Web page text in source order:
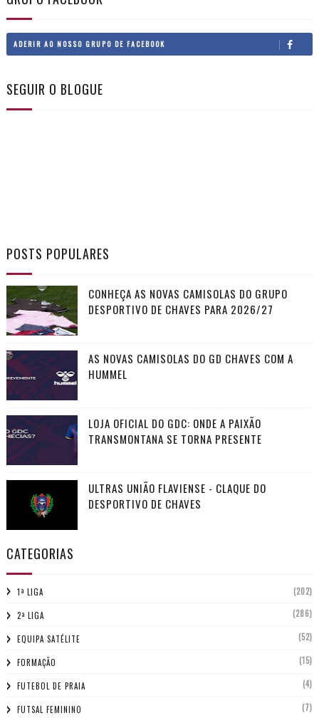
ADERIR AO NOSSO GRUPO DE FACEBOOK
SEGUIR O BLOGUE
POSTS POPULARES
CONHEÇA AS NOVAS CAMISOLAS DO GRUPO
DESPORTIVO DE CHAVES PARA 2026/27
AS NOVAS CAMISOLAS DO GD CHAVES COM A
HUMMEL
LOJA OFICIAL DO GDC: ONDE A PAIXÃO
TRANSMONTANA SE TORNA PRESENTE
ULTRAS UNIÃO FLAVIENSE - CLAQUE DO
DESPORTIVO DE CHAVES
CATEGORIAS
1ª LIGA (202)
2ª LIGA (286)
EQUIPA SATÉLITE (52)
FORMAÇÃO (15)
FUTEBOL DE PRAIA (4)
FUTSAL FEMININO (7)